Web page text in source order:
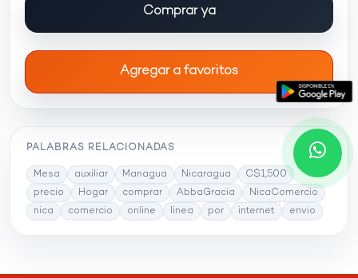
Comprar ya
Agregar a favoritos
PALABRAS RELACIONADAS
Mesa auxiliar Managua Nicaragua
C$1,500
precio
Hogar comprar AbbaGracia
NicaComercio
nica
comercio online linea por internet envio